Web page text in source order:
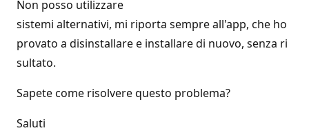
Non posso utilizzare
sistemi alternativi, mi riporta sempre all'app, che ho
provato a disinstallare e installare di nuovo, senza ri
sultato.
Sapete come risolvere questo problema?
Saluti